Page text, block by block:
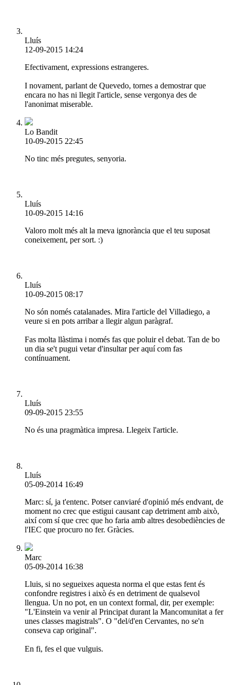
Lluís
12-09-2015 14:24
Efectivament, expressions estrangeres.
I novament, parlant de Quevedo, tornes a demostrar que
encara no has ni llegit l'article, sense vergonya des de
l'anonimat miserable.
Lo Bandit
10-09-2015 22:45
No tinc més pregutes, senyoria.
Lluís
10-09-2015 14:16
Valoro molt més alt la meva ignorància que el teu suposat
coneixement, per sort. :)
Lluís
10-09-2015 08:17
No són només catalanades. Mira l'article del Villadiego, a
veure si en pots arribar a llegir algun paràgraf.
Fas molta llàstima i només fas que poluir el debat. Tan de bo
un dia se't pugui vetar d'insultar per aquí com fas
contínuament.
Lluís
09-09-2015 23:55
No és una pragmàtica impresa. Llegeix l'article.
Lluís
05-09-2014 16:49
Marc: sí, ja t'entenc. Potser canviaré d'opinió més endvant, de
moment no crec que estigui causant cap detriment amb això,
així com sí que crec que ho faria amb altres desobediències de
l'IEC que procuro no fer. Gràcies.
Marc
05-09-2014 16:38
Lluis, si no segueixes aquesta norma el que estas fent és
confondre registres i això és en detriment de qualsevol
llengua. Un no pot, en un context formal, dir, per exemple:
"L'Einstein va venir al Principat durant la Mancomunitat a fer
unes classes magistrals". O "del/d'en Cervantes, no se'n
conseva cap original".
En fi, fes el que vulguis.